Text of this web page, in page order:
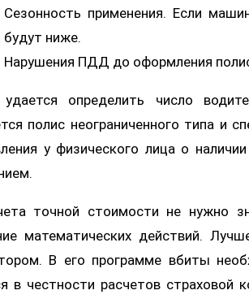
Сезонность применения. Если
будут ниже.
Нарушения ПДД до оформления
определить число
полис неограниченного типа и
у физического лица о
точной стоимости не нужно
математических действий.
В его программе вбиты
в честности расчетов страховой